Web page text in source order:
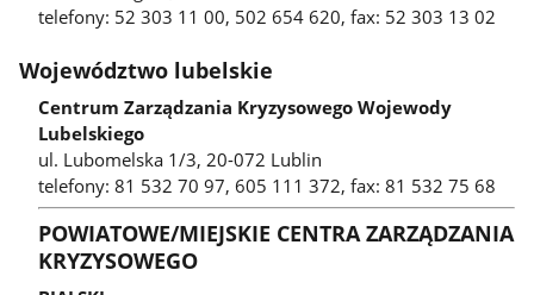
telefony: 52 303 11 00, 502 654 620, fax: 52 303 13 02
Województwo lubelskie
Centrum Zarządzania Kryzysowego Wojewody
Lubelskiego
ul. Lubomelska 1/3, 20-072 Lublin
telefony: 81 532 70 97, 605 111 372, fax: 81 532 75 68
POWIATOWE/MIEJSKIE CENTRA ZARZĄDZANIA
KRYZYSOWEGO